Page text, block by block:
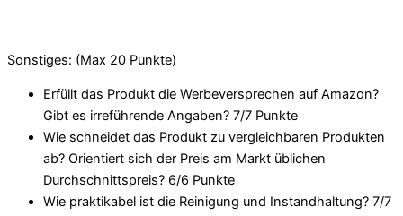
Sonstiges: (Max 20 Punkte)
Erfüllt das Produkt die Werbeversprechen auf Amazon?
Gibt es irreführende Angaben? 7/7 Punkte
Wie schneidet das Produkt zu vergleichbaren Produkten
ab? Orientiert sich der Preis am Markt üblichen
Durchschnittspreis? 6/6 Punkte
Wie praktikabel ist die Reinigung und Instandhaltung? 7/7